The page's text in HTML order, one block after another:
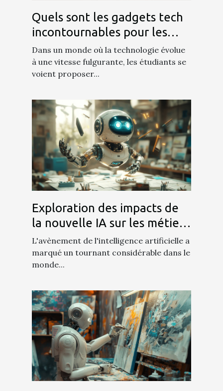
Quels sont les gadgets tech
incontournables pour les
étudiants en 2023
Dans un monde où la technologie évolue
à une vitesse fulgurante, les étudiants se
voient proposer...
Exploration des impacts de
la nouvelle IA sur les métiers
créatifs
L'avènement de l'intelligence artificielle a
marqué un tournant considérable dans le
monde...